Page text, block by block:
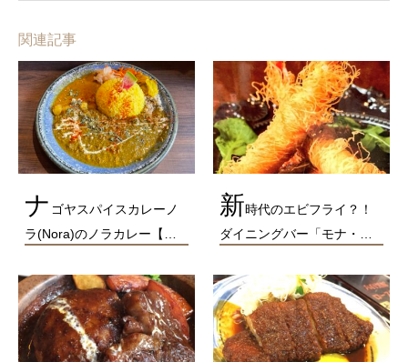
関連記事
ナ ゴヤスパイスカレーノ
ラ(Nora)のノラカレー【…
新時代のエビフライ？！
ダイニングバー「モナ・…